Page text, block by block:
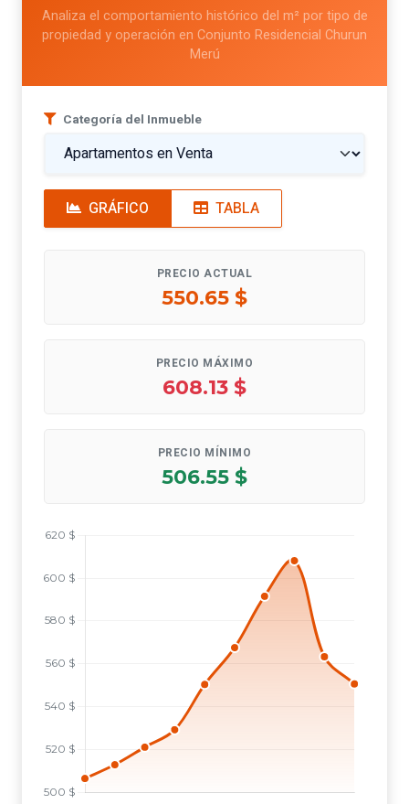
Analiza el comportamiento histórico del m² por tipo de
propiedad y operación en Conjunto Residencial Churun
Merú
Categoría del Inmueble
GRÁFICO TABLA
PRECIO ACTUAL
550.65 $
PRECIO MÁXIMO
608.13 $
PRECIO MÍNIMO
506.55 $